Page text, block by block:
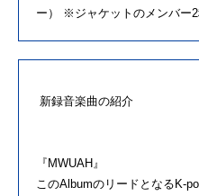
ー） ※ジャケットのメンバー2
新録音楽曲の紹介
『MWUAH』
このAlbumのリードとなるK-